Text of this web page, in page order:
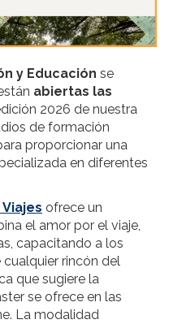
y Educación se
abiertas las
2026 de nuestra
de formación
proporcionar una
en diferentes
ofrece un
el amor por el viaje,
capacitando a los
rincón del
que sugiere la
se ofrece en las
La modalidad